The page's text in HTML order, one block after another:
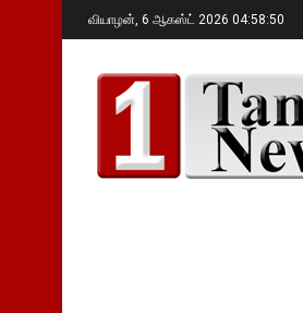
வியாழன், 6 ஆகஸ்ட் 2026 04:58:52